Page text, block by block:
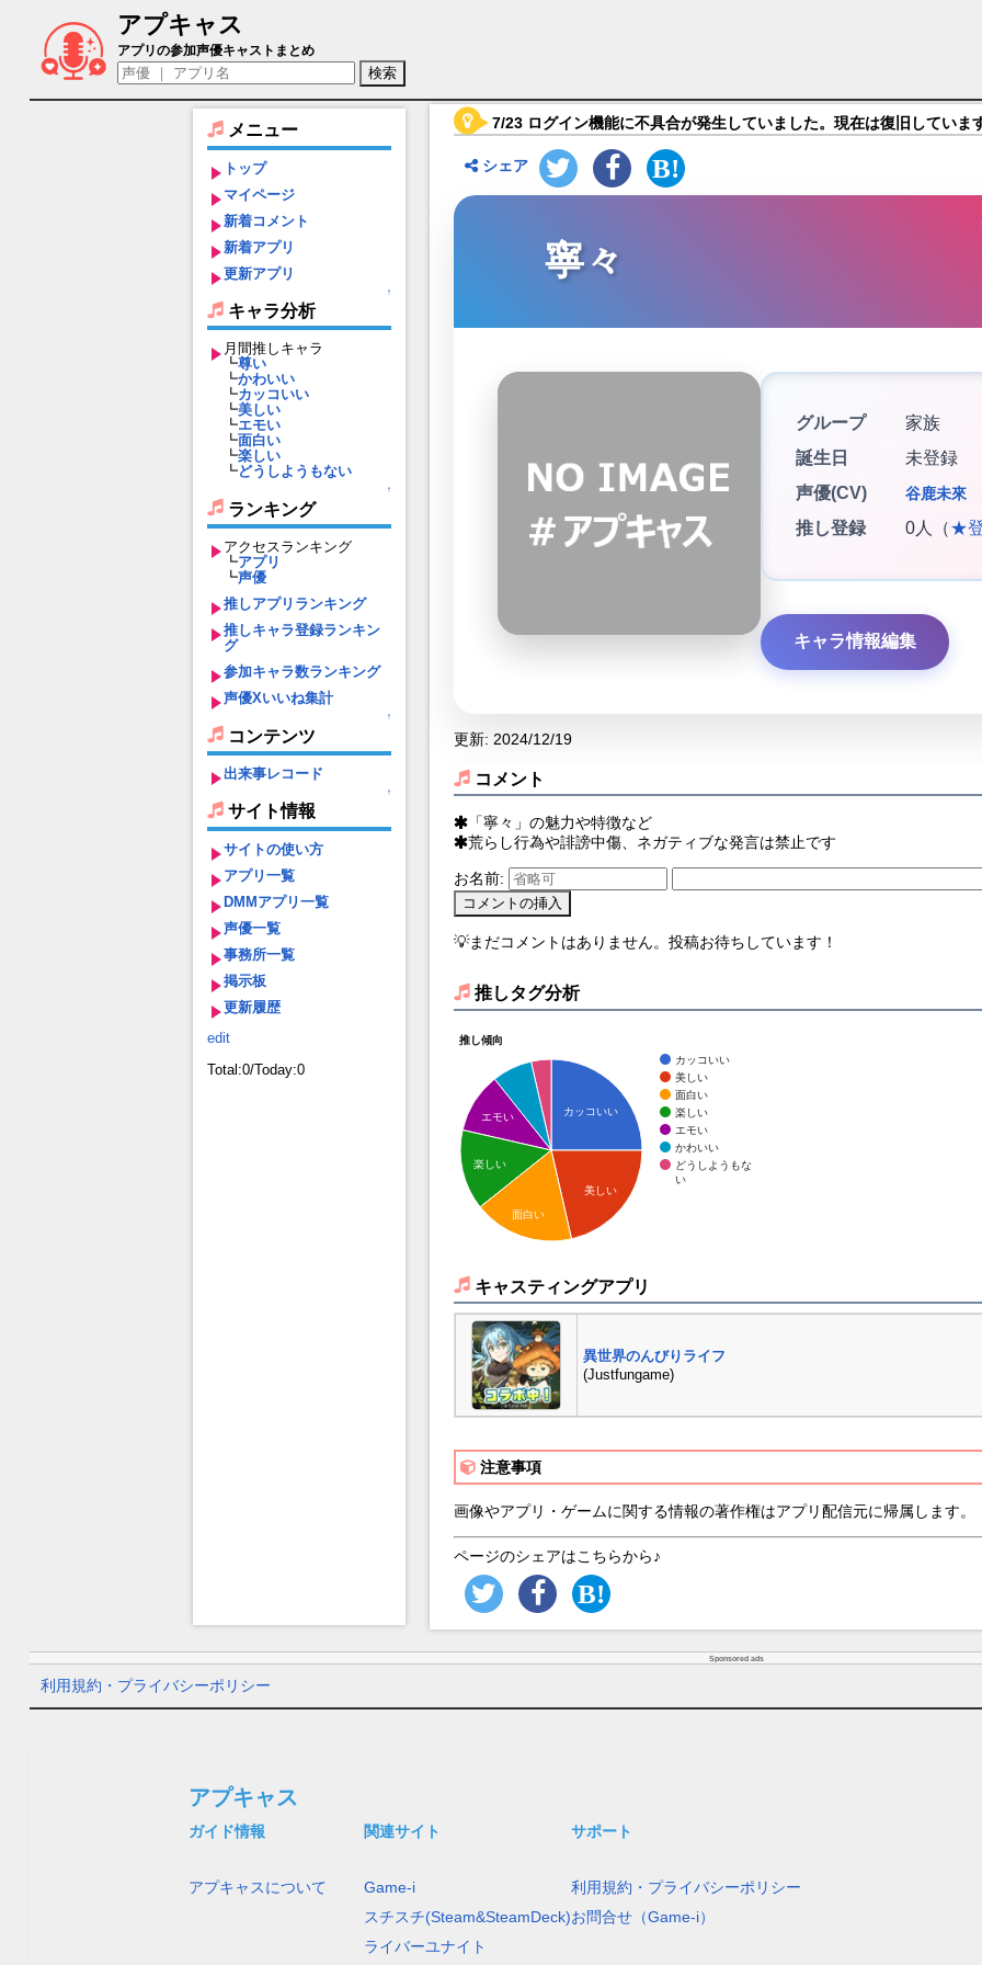
アプキャス
寧々（声優：谷鹿未來)【異世界のんびりライフ】キャラ紹介
アプリの参加声優キャストまとめ
メニュー
トップ
マイページ
新着コメント
新着アプリ
更新アプリ
↑
キャラ分析
月間推しキャラ
┗尊い
┗かわいい
┗カッコいい
┗美しい
┗エモい
┗面白い
┗楽しい
┗どうしようもない
↑
ランキング
アクセスランキング
┗アプリ
┗声優
推しアプリランキング
推しキャラ登録ランキン
グ
参加キャラ数ランキング
声優Xいいね集計
↑
コンテンツ
出来事レコード
↑
サイト情報
サイトの使い方
アプリ一覧
DMMアプリ一覧
声優一覧
事務所一覧
掲示板
更新履歴
edit
Total:0/Today:0
7/23 ログイン機能に不具合が発生していました。現在は復旧していま
シェア
寧々
グループ
家族
誕生日
未登録
声優(CV)
谷鹿未來
推し登録 0人（★
キャラ情報編集
更新: 2024/12/19
コメント
「寧々」の魅力や特徴など
荒らし行為や誹謗中傷、ネガティブな発言は禁止です
お名前:
💡まだコメントはありません。投稿お待ちしています！
推しタグ分析
推し傾向
カッコいい
美しい
面白い
楽しい
エモい
かわいい
どうしようもな
い
カッコいい
美しい
エモい
楽しい
面白い
キャスティングアプリ
異世界のんびりライフ
(Justfungame)
注意事項
画像やアプリ・ゲームに関する情報の著作権はアプリ配信元に帰属します。
ページのシェアはこちらから♪
Sponsored ads
利用規約・プライバシーポリシー
アプキャス
ガイド情報
アプキャスについて
関連サイト
Game-i
スチスチ(Steam&SteamDeck)
ライバーユナイト
サポート
利用規約・プライバシーポリシー
お問合せ（Game-i）